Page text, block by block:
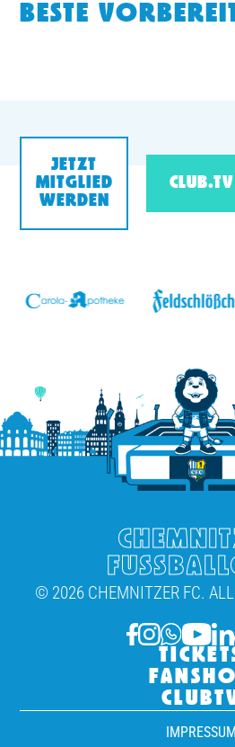
BESTE
JETZT
MITGLIED
WERDEN
CLUB.TV
© 2026 CHEMNITZER FC. ALL
IMPRESSUM